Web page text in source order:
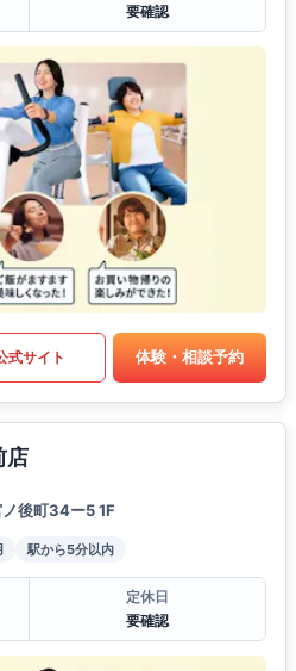
要確認
式サイト 体験・相談予約
店
後町34ー5 1F
駅から5分以内
定休日
要確認